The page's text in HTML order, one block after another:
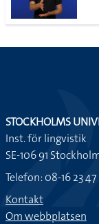
STOCKHOLMS
Inst. för lingvistik
SE-106 91
Telefon: 08-16 23 47
Kontakt
Om webbplatsen